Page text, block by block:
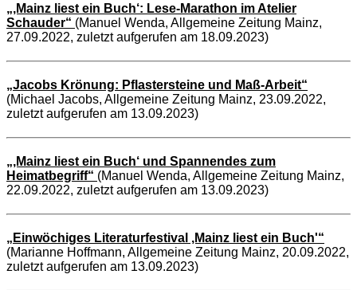
„‚Mainz liest ein Buch‘: Lese-Marathon im Atelier
Schauder“ (Manuel Wenda, Allgemeine Zeitung Mainz,
27.09.2022, zuletzt aufgerufen am 18.09.2023)
„Jacobs Krönung: Pflastersteine und Maß-Arbeit“
(Michael Jacobs, Allgemeine Zeitung Mainz, 23.09.2022,
zuletzt aufgerufen am 13.09.2023)
„‚Mainz liest ein Buch‘ und Spannendes zum
Heimatbegriff“ (Manuel Wenda, Allgemeine Zeitung Mainz,
22.09.2022, zuletzt aufgerufen am 13.09.2023)
„Einwöchiges Literaturfestival ‚Mainz liest ein Buch'“
(Marianne Hoffmann, Allgemeine Zeitung Mainz, 20.09.2022,
zuletzt aufgerufen am 13.09.2023)